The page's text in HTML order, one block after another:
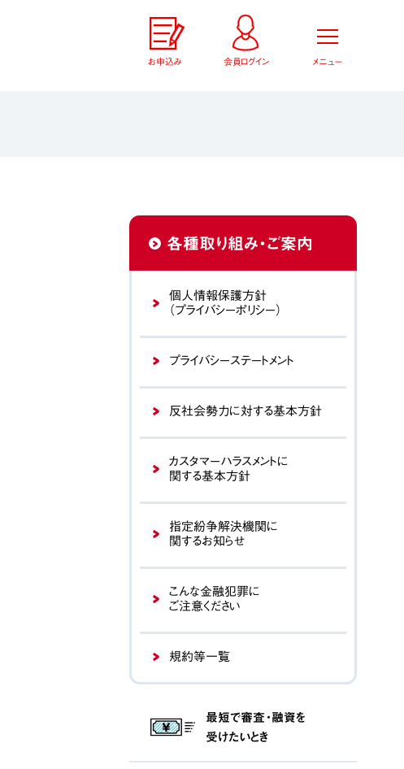
お申込み 会員ログイン メニュー
各種取り組み・ご案内
個人情報保護方針
（プライバシーポリシー）
プライバシーステートメント
反社会勢力に対する基本方針
カスタマーハラスメントに
関する基本方針
指定紛争解決機関に
関するお知らせ
こんな金融犯罪に
ご注意ください
規約等一覧
最短で審査・融資を
受けたいとき